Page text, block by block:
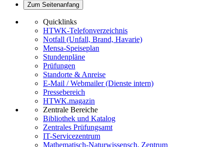
Zum Seitenanfang
Quicklinks
HTWK-Telefonverzeichnis
Notfall (Unfall, Brand, Havarie)
Mensa-Speiseplan
Stundenpläne
Prüfungen
Standorte & Anreise
E-Mail / Webmailer (Dienste intern)
Pressebereich
HTWK.magazin
Zentrale Bereiche
Bibliothek und Katalog
Zentrales Prüfungsamt
IT-Servicezentrum
Mathematisch-Naturwissensch. Zentrum